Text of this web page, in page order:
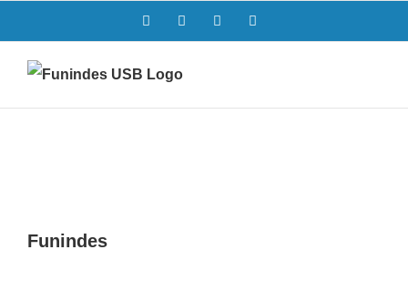
al
contenido
FacebookTwitter Instagram
Funindes